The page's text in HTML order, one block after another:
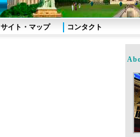
サイト・マップ コンタクト